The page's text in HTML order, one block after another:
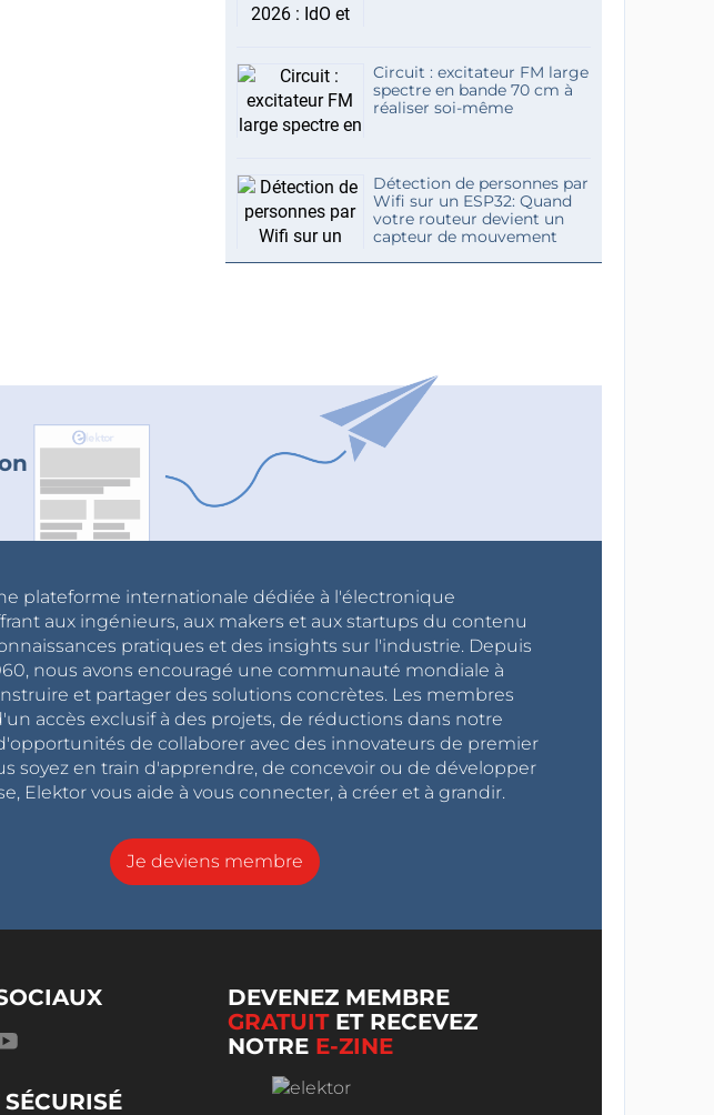
Circuit : excitateur FM large
spectre en bande 70 cm à
réaliser soi-même
Détection de personnes par
Wifi sur un ESP32: Quand
votre routeur devient un
capteur de mouvement
plateforme internationale dédiée à l'électronique
aux ingénieurs, aux makers et aux startups du contenu
pratiques et des insights sur l'industrie. Depuis
nous avons encouragé une communauté mondiale à
et partager des solutions concrètes. Les membres
accès exclusif à des projets, de réductions dans notre
de collaborer avec des innovateurs de premier
soyez en train d'apprendre, de concevoir ou de développer
Elektor vous aide à vous connecter, à créer et à grandir.
Je deviens membre
DEVENEZ MEMBRE
GRATUITET RECEVEZ
NOTRE E-ZINE